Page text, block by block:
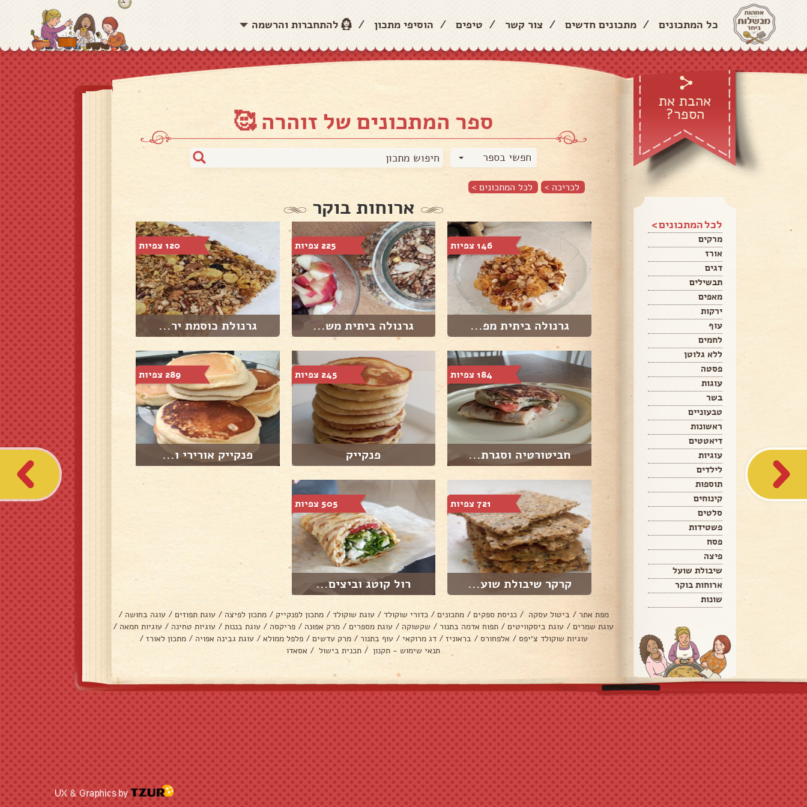
כל המתכונים / מתכונים חדשים / צור קשר / טיפים / הוסיפי מתכון / להתחברות והרשמה
אהבת את
הספר?
לכל המתכונים >
מרקים
אורז
דגים
תבשילים
מאפים
ירקות
עוף
לחמים
ללא גלוטן
פסטה
עוגות
בשר
טבעוניים
ראשונות
דיאטטים
עוגיות
לילדים
תוספות
קינוחים
סלטים
פשטידות
פסח
פיצה
שיבולת שועל
ארוחות בוקר
שונות
ספר המתכונים של זוהרה 🥰
חפשי בספר
לכריכה > לכל המתכונים >
ארוחות בוקר
146 צפיות
גרנולה ביתית מפ...
225 צפיות
גרנולה ביתית מש...
120 צפיות
גרנולת כוסמת יר...
184 צפיות
חביטורטיה וסגרת...
245 צפיות
פנקייק
289 צפיות
פנקייק אורירי ו...
721 צפיות
קרקר שיבולת שוע...
505 צפיות
רול קוטג וביצים...
מפת אתר / ביטול עסקה / כניסת ספקים / מתכונים / כדורי שוקולד / עוגת שוקולד / מתכון לפנקייק / מתכון לפיצה / עוגת תפוזים / עוגה בחושה /
עוגת שמרים / עוגת ביסקוויטים / תפוח אדמה בתנור / שקשוקה / עוגת מספרים / מרק אפונה / פריקסה / עוגת בננות / עוגיות טחינה / עוגיות חמאה /
עוגיות שוקולד צ׳יפס / אלפחורס / בראוניז / דג מרוקאי / עוף בתנור / מרק עדשים / פלפל ממולא / עוגת גבינה אפויה / מתכון לאורז /
תנאי שימוש - תקנון / תכנית בישול / אסאדו